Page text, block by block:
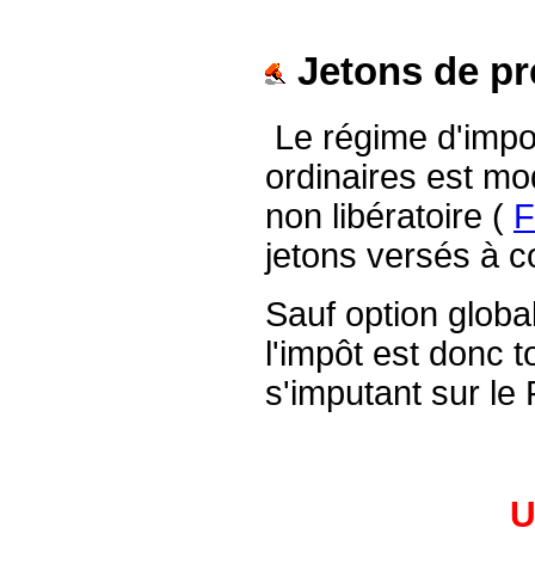
Jetons de
Le régime
ordinaires est
non libératoire (
jetons versés à
Sauf option
l'impôt est donc
s'imputant sur le